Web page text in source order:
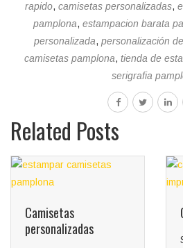
rapido, camisetas personalizadas,
pamplona, estampacion barata
personalizada, personalización
camisetas pamplona, tienda de
serigrafia
Related Posts
Camisetas
personalizadas